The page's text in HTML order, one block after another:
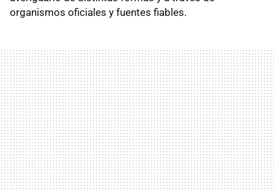
organismos oficiales y fuentes fiables.